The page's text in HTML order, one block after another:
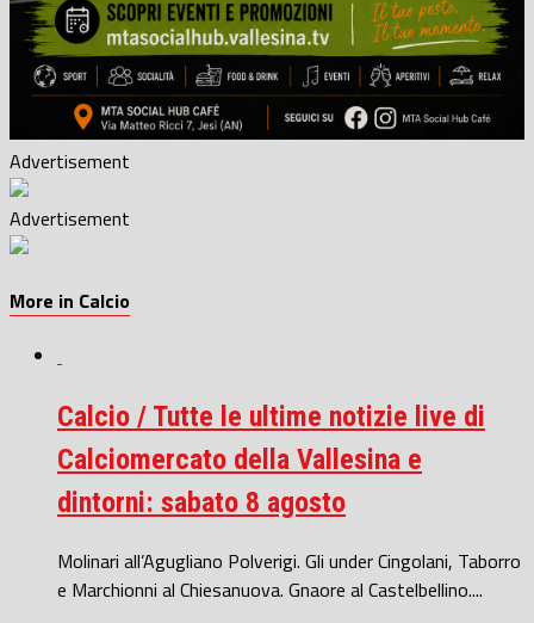
Advertisement
Advertisement
More in Calcio
Calcio / Tutte le ultime notizie live di
Calciomercato della Vallesina e
dintorni: sabato 8 agosto
Molinari all’Agugliano Polverigi. Gli under Cingolani, Taborro
e Marchionni al Chiesanuova. Gnaore al Castelbellino....